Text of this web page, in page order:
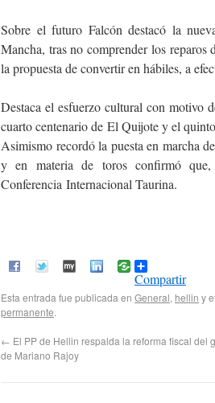
Sobre el futuro Falcón destacó la
Mancha, tras no comprender los
la propuesta de convertir en hábiles, a
Destaca el esfuerzo cultural con motivo
cuarto centenario de El Quijote y el
Asimismo recordó la puesta en marcha
y en materia de toros confirmó
Conferencia Internacional Taurina.
Compartir
Esta entrada fue publicada en General, hellin y
permanente.
← El PP de Hellin respalda la reforma fiscal del
de Mariano Rajoy